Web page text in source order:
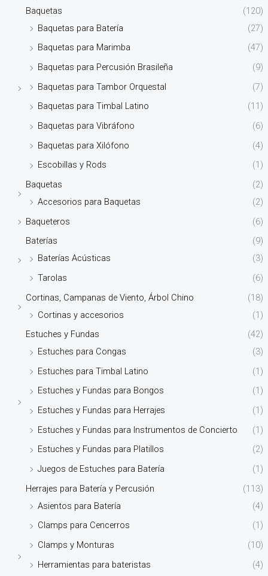
Baquetas
(120)
Baquetas para Batería
(27)
Baquetas para Marimba
(47)
Baquetas para Percusión Brasileña
(9)
Baquetas para Tambor Orquestal
(7)
Baquetas para Timbal Latino
(11)
Baquetas para Vibráfono
(6)
Baquetas para Xilófono
(4)
Escobillas y Rods
(1)
Baquetas
(2)
Accesorios para Baquetas
(2)
Baqueteros
(6)
Baterías
(9)
Baterías Acústicas
(3)
Tarolas
(6)
Cortinas, Campanas de Viento, Árbol Chino
(18)
Cortinas y accesorios
(1)
Estuches y Fundas
(42)
Estuches para Congas
(3)
Estuches para Timbal Latino
(1)
Estuches y Fundas para Bongos
(1)
Estuches y Fundas para Herrajes
(1)
Estuches y Fundas para Instrumentos de Concierto
(1)
Estuches y Fundas para Platillos
(2)
Juegos de Estuches para Batería
(1)
Herrajes para Batería y Percusión
(113)
Asientos para Batería
(4)
Clamps para Cencerros
(1)
Clamps y Monturas
(10)
Herramientas para bateristas
(4)